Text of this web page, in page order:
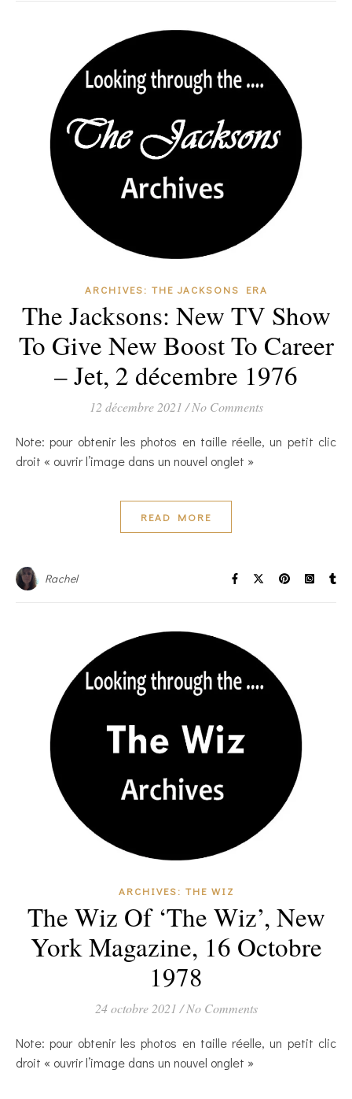
ARCHIVES: THE JACKSONS ERA
The Jacksons: New TV Show
To Give New Boost To Career
– Jet, 2 décembre 1976
12 décembre 2021 / No Comments
Note: pour obtenir les photos en taille réelle, un petit clic
droit « ouvrir l’image dans un nouvel onglet »
READ MORE
Rachel
ARCHIVES: THE WIZ
The Wiz Of ‘The Wiz’, New
York Magazine, 16 Octobre
1978
24 octobre 2021 / No Comments
Note: pour obtenir les photos en taille réelle, un petit clic
droit « ouvrir l’image dans un nouvel onglet »